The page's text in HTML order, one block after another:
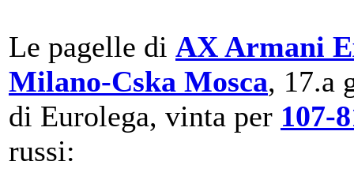
Le pagelle di AX Armani
Milano-Cska Mosca, 17.a
di Eurolega, vinta per 107-
russi: